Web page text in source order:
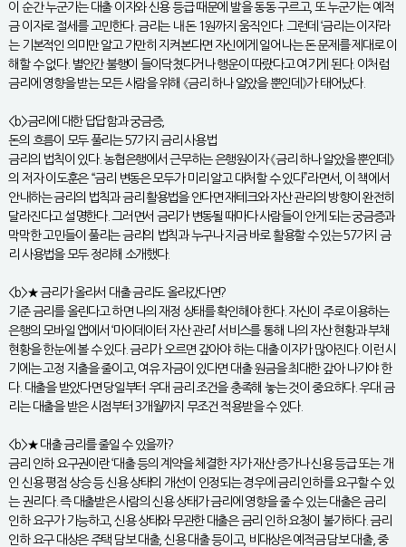
이 순간 누군가는 대출 이자와 신용 등급 때문에 발을 동동 구르고, 또 누군가는 예적
금 이자로 절세를 고민한다. 금리는 내 돈 1원까지 움직인다. 그런데 ‘금리는 이자’라
는 기본적인 의미만 알고 가만히 지켜본다면 자신에게 일어나는 돈 문제를 제대로 이
해할 수 없다. 별안간 불행이 들이닥쳤다거나 행운이 따랐다고 여기게 된다. 이처럼
금리에 영향을 받는 모든 사람을 위해 《금리 하나 알았을 뿐인데》가 태어났다.
<b>금리에 대한 답답함과 궁금증,
돈의 흐름이 모두 풀리는 57가지 금리 사용법
금리의 법칙이 있다. 농협은행에서 근무하는 은행원이자 《금리 하나 알았을 뿐인데》
의 저자 이도훈은 “금리 변동은 모두가 미리 알고 대처할 수 있다”라면서, 이 책에서
안내하는 금리의 법칙과 금리 활용법을 안다면 재테크와 자산 관리의 방향이 완전히
달라진다고 설명한다. 그러면서 금리가 변동될 때마다 사람들이 안게 되는 궁금증과
막막한 고민들이 풀리는 금리의 법칙과 누구나 지금 바로 활용할 수 있는 57가지 금
리 사용법을 모두 정리해 소개했다.
<b>★ 금리가 올라서 대출 금리도 올라갔다면?
기준 금리를 올린다고 하면 나의 재정 상태를 확인해야 한다. 자신이 주로 이용하는
은행의 모바일 앱에서 ‘마이데이터 자산 관리’ 서비스를 통해 나의 자산 현황과 부채
현황을 한눈에 볼 수 있다. 금리가 오르면 갚아야 하는 대출 이자가 많아진다. 이런 시
기에는 고정 지출을 줄이고, 여유 자금이 있다면 대출 원금을 최대한 갚아 나가야 한
다. 대출을 받았다면 당일부터 우대 금리 조건을 충족해 놓는 것이 중요하다. 우대 금
리는 대출을 받은 시점부터 3개월까지 무조건 적용받을 수 있다.
<b>★ 대출 금리를 줄일 수 있을까?
금리 인하 요구권이란 ‘대출 등의 계약을 체결한 자가 재산 증가나 신용 등급 또는 개
인 신용 평점 상승 등 신용 상태의 개선이 인정되는 경우에 금리 인하를 요구할 수 있
는 권리’다. 즉 대출받은 사람의 신용 상태가 금리에 영향을 줄 수 있는 대출은 금리
인하 요구가 가능하고, 신용 상태와 무관한 대출은 금리 인하 요청이 불가하다. 금리
인하 요구 대상은 주택 담보 대출, 신용 대출 등이고, 비대상은 예적금 담보 대출, 중